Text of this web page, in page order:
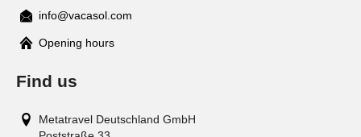
info@vacasol.com
Opening hours
Find us
Metatravel Deutschland GmbH